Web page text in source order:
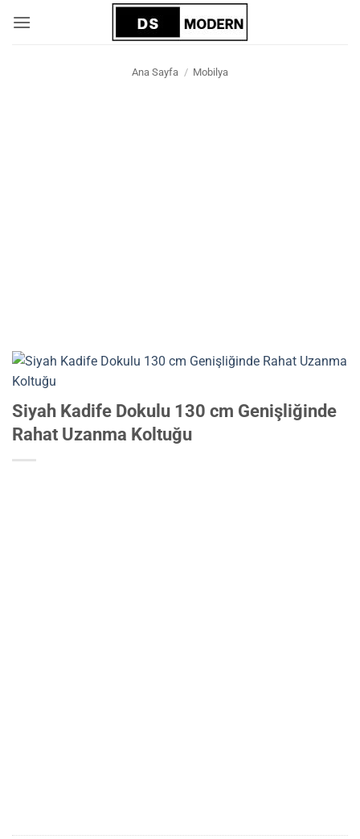
atla
Ana Sayfa / Mobilya
Siyah Kadife Dokulu 130 cm Genişliğinde
Rahat Uzanma Koltuğu